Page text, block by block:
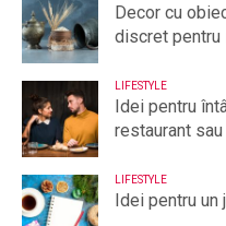
Decor cu
discret pentru
LIFESTYLE
Idei pentru
restaurant
LIFESTYLE
Idei pentru